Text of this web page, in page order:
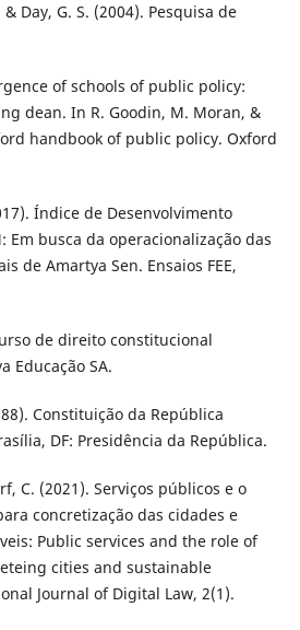
Day, G. S. (2004). Pesquisa de
of schools of public policy:
dean. In R. Goodin, M. Moran, &
handbook of public policy. Oxford
Índice de Desenvolvimento
Em busca da operacionalização das
de Amartya Sen. Ensaios FEE,
de direito constitucional
Educação SA.
Constituição da República
DF: Presidência da República.
C. (2021). Serviços públicos e o
concretização das cidades e
Public services and the role of
cities and sustainable
Journal of Digital Law, 2(1).